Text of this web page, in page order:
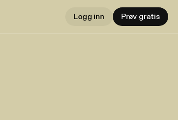
Logg inn Prøv gratis